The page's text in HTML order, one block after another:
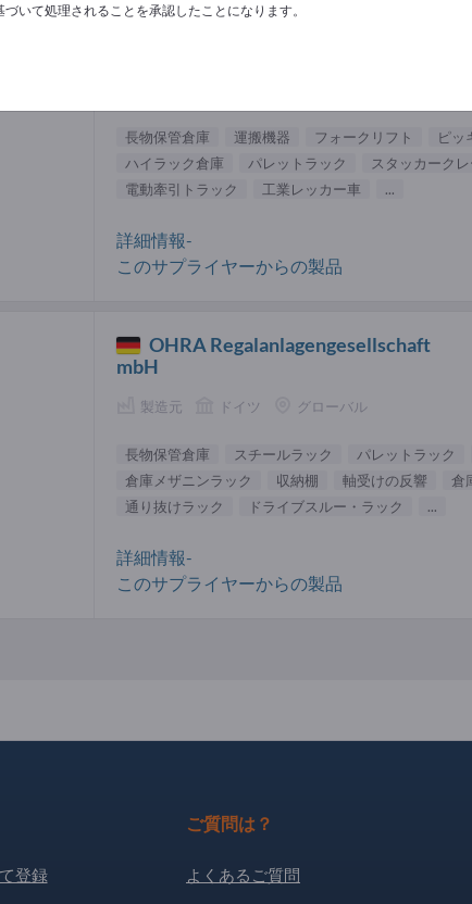
長物保管倉庫 運搬機器 フォークリフト
ピッ
ハイラック倉庫
パレットラック スタッカーク
電動牽引トラック
工業レッカー車 ...
詳細情報-
このサプライヤーからの製品
OHRA Regalanlagengesellschaft
mbH
製造元 ドイツ グローバル
長物保管倉庫 スチールラック パレットラック
倉庫メザニンラック
収納棚 軸受けの反響
倉
通り抜けラック
ドライブスルー・ラック ...
詳細情報-
このサプライヤーからの製品
登録
ご質問は？
よくあるご質問
づいて処理されることを承認したことになります。